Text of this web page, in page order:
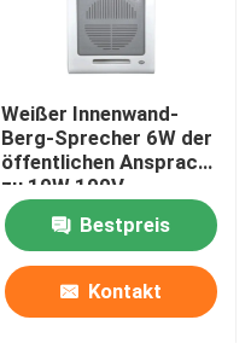
Weißer Innenwand-
Berg-Sprecher 6W der
öffentlichen Ansprache
zu 10W 100V
Bestpreis
Kontakt